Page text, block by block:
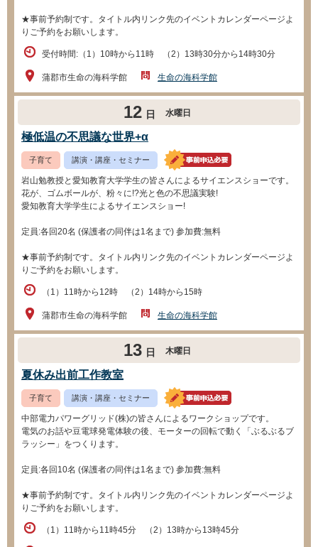
★事前予約制です。タイトル内リンク先のイベントカレンダーページよ
りご予約をお願いします。
受付時間:（1）10時から11時 （2）13時30分から14時30分
蒲郡市生命の海科学館 生命の海科学館
12 日 水曜日
極低温の不思議な世界+α
子育て 講演・講座・セミナー
岩山勉教授と愛知教育大学学生の皆さんによるサイエンスショーです。
花が、ゴムボールが、粉々に!?光と色の不思議実験!
愛知教育大学学生によるサイエンスショー!
定員:各回20名 (保護者の同伴は1名まで) 参加費:無料
★事前予約制です。タイトル内リンク先のイベントカレンダーページよ
りご予約をお願いします。
（1）11時から12時 （2）14時から15時
蒲郡市生命の海科学館 生命の海科学館
13 日 木曜日
夏休み出前工作教室
子育て 講演・講座・セミナー
中部電力パワーグリッド(株)の皆さんによるワークショップです。
電気のお話や豆電球発電体験の後、モーターの回転で動く「ぶるぶるブ
ラッシー」をつくります。
定員:各回10名 (保護者の同伴は1名まで) 参加費:無料
★事前予約制です。タイトル内リンク先のイベントカレンダーページよ
りご予約をお願いします。
（1）11時から11時45分 （2）13時から13時45分